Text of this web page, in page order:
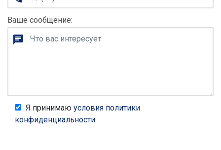
Ваше сообщение:
Я принимаю условия политики
конфиденциальности